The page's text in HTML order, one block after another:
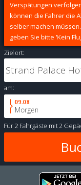
Verspätungen
können die Fahrer die
selber machen
geben Sie bitte 'Kein
Zielort:
am:
09.08
Morgen
Für2 Fahrgäste mit2